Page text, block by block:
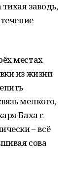
заводь,
местах
из жизни
мелкого,
Баха с
– всё
сова